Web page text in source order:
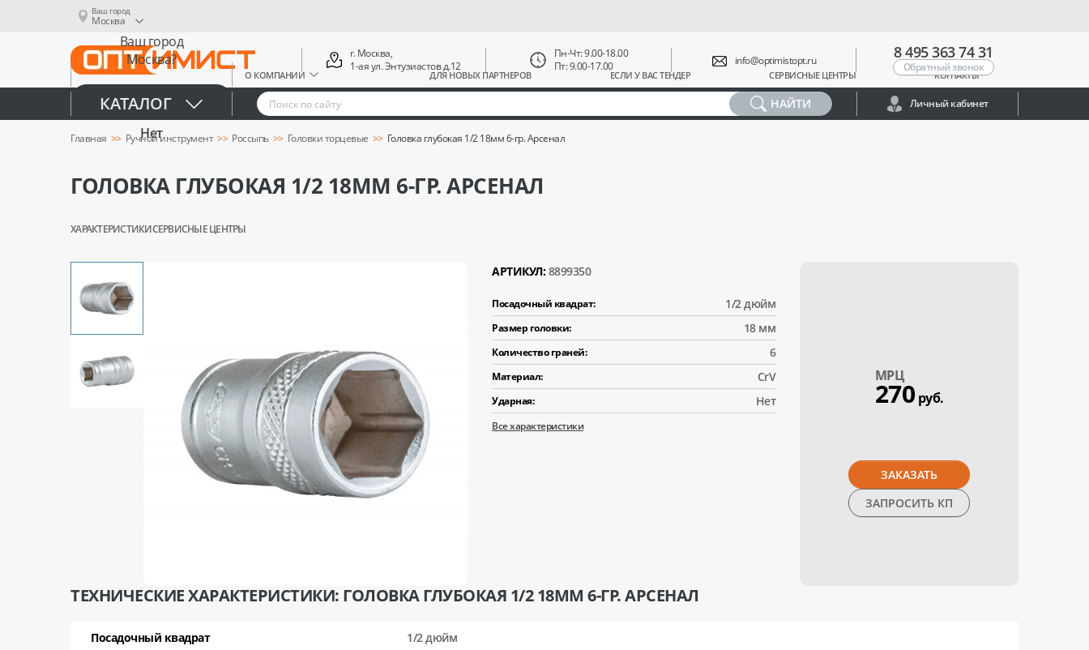
Ваш город
Москва
Ваш город
Москва?
Да
Нет
О КОМПАНИИ ДЛЯ НОВЫХ ПАРТНЕРОВ ЕСЛИ У ВАС ТЕНДЕР СЕРВИСНЫЕ ЦЕНТРЫ КОНТАКТЫ
г. Москва,
1-ая ул. Энтузиастов д.12
Пн-Чт: 9.00-18.00
Пт: 9.00-17.00
info@optimistopt.ru 8 495 363 74 31
Обратный звонок
КАТАЛОГ НАЙТИ Личный кабинет
Главная Ручной инструмент Россыпь Головки торцевые Головка глубокая 1/2 18мм 6-гр. Арсенал
ГОЛОВКА ГЛУБОКАЯ 1/2 18ММ 6-ГР. АРСЕНАЛ
ХАРАКТЕРИСТИКИСЕРВИСНЫЕ ЦЕНТРЫ
АРТИКУЛ: 8899350
Посадочный квадрат: 1/2 дюйм
Размер головки: 18 мм
Количество граней: 6
Материал: CrV
Ударная: Нет
Все характеристики
МPЦ
270 руб.
ЗАКАЗАТЬ
ЗАПРОСИТЬ КП
ТЕХНИЧЕСКИЕ ХАРАКТЕРИСТИКИ: ГОЛОВКА ГЛУБОКАЯ 1/2 18ММ 6-ГР. АРСЕНАЛ
Посадочный квадрат 1/2 дюйм